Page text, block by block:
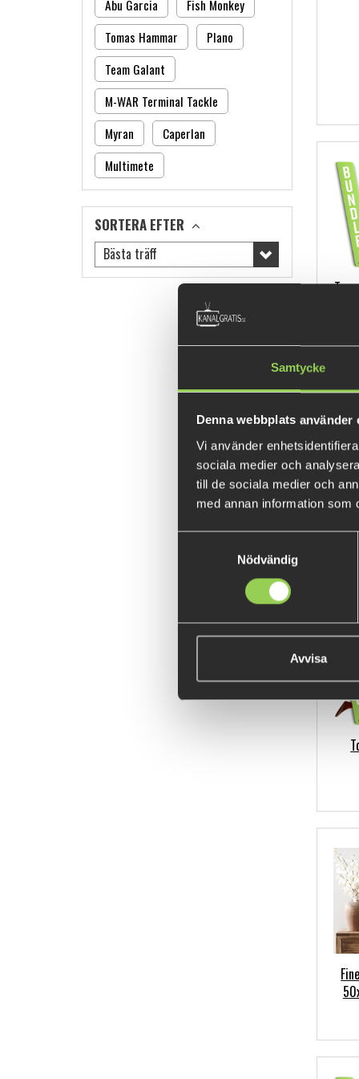
Samtycke
Denna webbplats använder
Vi använder
sociala medier och
till de sociala medier och
med annan information som
Nödvändig
Avvisa
Abu Garcia
Fish Monkey
Tomas Hammar
Plano
Team Galant
M-WAR Terminal Tackle
Myran
Caperlan
Multimete
SORTERA EFTER
Bästa träff